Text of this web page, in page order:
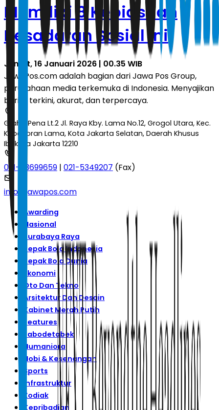
Memiliki 8 Kebiasaan
Kesadaran Sosial Ini
Jumat, 16 Januari 2026 | 00.35 WIB
JawaPos.com adalah bagian dari Jawa Pos Group,
perusahaan media terkemuka di Indonesia. Menyajikan
berita terkini, akurat, dan terpercaya.
Graha Pena Lt.2 Jl. Raya Kby. Lama No.12, Grogol Utara, Kec.
Kebayoran Lama, Kota Jakarta Selatan, Daerah Khusus
Ibukota Jakarta 12210
021-53699659 | 021-5349207 (Fax)
info@jawapos.com
Awarding
Nasional
Surabaya Raya
Sepak Bola Indonesia
Sepak Bola Dunia
Ekonomi
Oto Dan Tekno
Arsitektur Dan Desain
Kabinet Merah Putih
Features
Jabodetabek
Humaniora
Hobi & Kesenangan
Sports
Infrastruktur
Zodiak
Kepribadian